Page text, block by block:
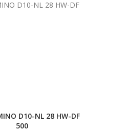
D10-NL 28 HW-DF
500